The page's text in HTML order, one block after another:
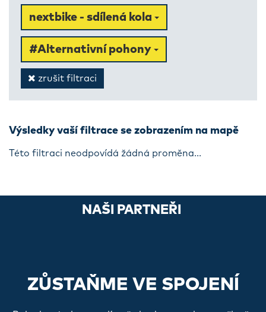
nextbike - sdílená kola
#Alternativní pohony
zrušit filtraci
Výsledky vaší filtrace se zobrazením na mapě
Této filtraci neodpovídá žádná proměna...
NAŠI PARTNEŘI
ZŮSTAŇME VE SPOJENÍ